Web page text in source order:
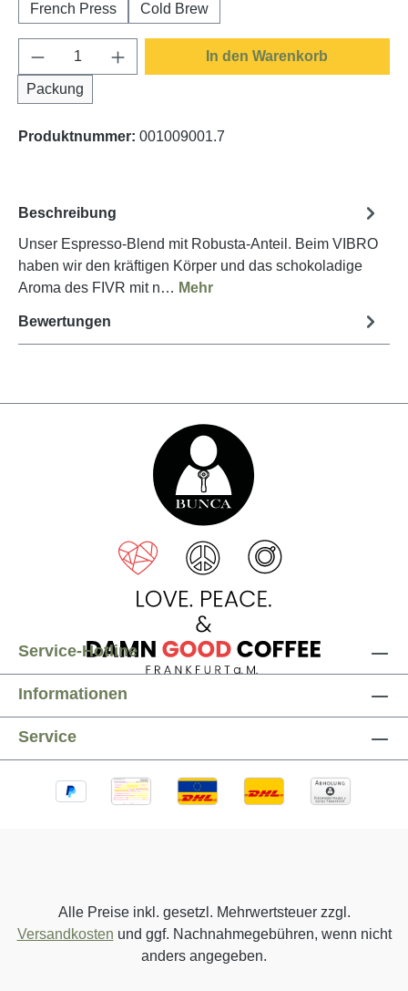
French Press
Cold Brew
Produkt Anzahl: Gib den gewünschten
Packung
In den Warenkorb
Produktnummer: 001009001.7
Beschreibung
Unser Espresso-Blend mit Robusta-Anteil. Beim VIBRO
haben wir den kräftigen Körper und das schokoladige
Aroma des FIVR mit n… Mehr
Bewertungen
Service-Hotline
Informationen
Service
Alle Preise inkl. gesetzl. Mehrwertsteuer zzgl.
Versandkosten und ggf. Nachnahmegebühren, wenn nicht
anders angegeben.